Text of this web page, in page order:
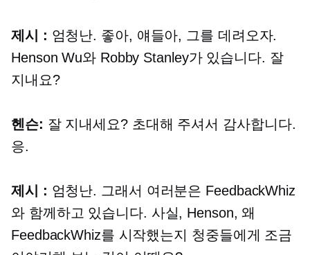
제시 : 엄청난. 좋아, 얘들아, 그를 데려오자.
Henson Wu와 Robby Stanley가 있습니다. 잘
지내요?
헨슨: 잘 지내세요? 초대해 주셔서 감사합니다.
응.
제시 : 엄청난. 그래서 여러분은 FeedbackWhiz
와 함께하고 있습니다. 사실, Henson, 왜
FeedbackWhiz를 시작했는지 청중들에게 조금